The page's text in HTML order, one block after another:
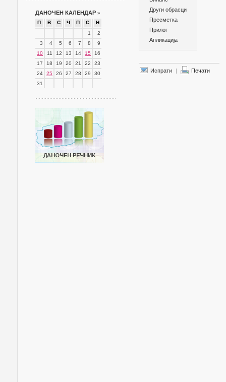
ДАНОЧЕН КАЛЕНДАР »
П В С Ч П С
Н
1
2
3
4 5 6 7 8
9
10
11 12 13 14 15
16
17
18 19 20 21 22
23
24
25 26 27 28 29
30
31
Други обрасци
Пресметка
Прилог
Апликација
Испрати | Печати